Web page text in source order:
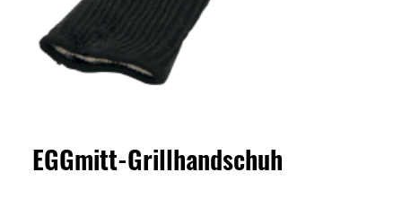
EGGmitt-Grillhandschuh